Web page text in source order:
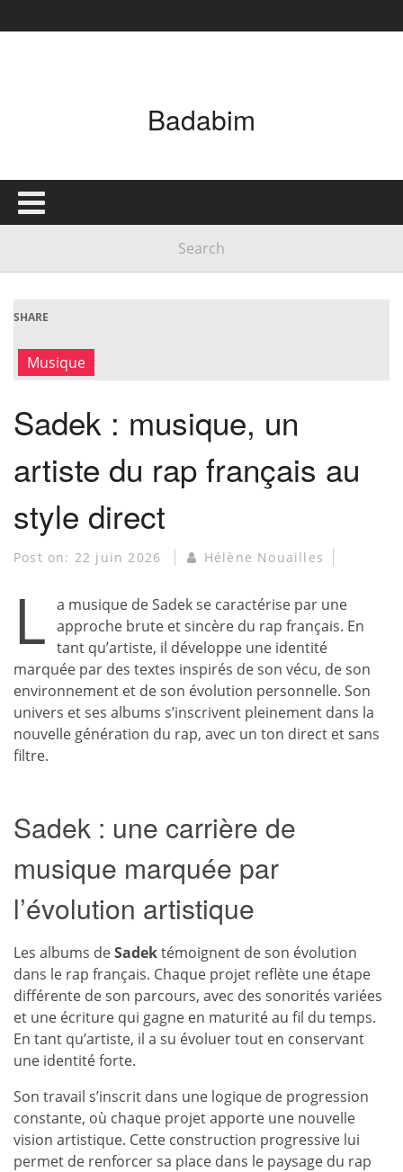
Badabim
SHARE
Musique
Sadek : musique, un
artiste du rap français au
style direct
Post on: 22 juin 2026 Hélène Nouailles
L a musique de Sadek se caractérise par une
approche brute et sincère du rap français. En
tant qu’artiste, il développe une identité
marquée par des textes inspirés de son vécu, de son
environnement et de son évolution personnelle. Son
univers et ses albums s’inscrivent pleinement dans la
nouvelle génération du rap, avec un ton direct et sans
filtre.
Sadek : une carrière de
musique marquée par
l’évolution artistique
Les albums deSadektémoignent de son évolution
dans le rap français. Chaque projet reflète une étape
différente de son parcours, avec des sonorités variées
et une écriture qui gagne en maturité au fil du temps.
En tant qu’artiste, il a su évoluer tout en conservant
une identité forte.
Son travail s’inscrit dans une logique de progression
constante, où chaque projet apporte une nouvelle
vision artistique. Cette construction progressive lui
permet de renforcer sa place dans le paysage du rap